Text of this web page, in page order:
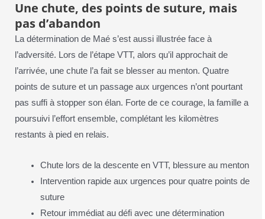
Une chute, des points de suture, mais
pas d’abandon
La détermination de Maé s’est aussi illustrée face à
l’adversité. Lors de l’étape VTT, alors qu’il approchait de
l’arrivée, une chute l’a fait se blesser au menton. Quatre
points de suture et un passage aux urgences n’ont pourtant
pas suffi à stopper son élan. Forte de ce courage, la famille a
poursuivi l’effort ensemble, complétant les kilomètres
restants à pied en relais.
Chute lors de la descente en VTT, blessure au menton
Intervention rapide aux urgences pour quatre points de
suture
Retour immédiat au défi avec une détermination